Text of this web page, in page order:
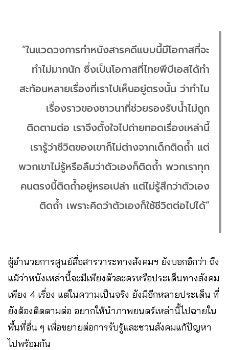
“ในแวดวงการทำหนังสารคดีแบบนี้มีโอกาสที่จะ
ทำไม่มากนัก ซึ่งเป็นโอกาสที่ไทยพีบีเอสได้ทำ
สะท้อนหลายเรื่องที่เราไปเห็นอยู่ตรงนั้น ว่าทำไม
เรื่องราวของชาวนาที่ช่วยรองรับน้ำไม่ถูก
ติดตามต่อ เราจึงตั้งใจไปถ่ายทอดเรื่องเหล่านี้
เรารู้ว่าชีวิตของเขาก็ไม่ต่างจากเด็กติดถ้ำ แต่
พวกเขาไม่รู้หรือลืมว่าตัวเองก็ติดถ้ำ พวกเราทุก
คนตรงนี้ติดถ้ำอยู่หรอเปล่า แต่ไม่รู้สึกว่าตัวเอง
ติดถ้ำ เพราะคิดว่าตัวเองก็ใช้ชีวิตต่อไปได้”
ผู้อำนวยการศูนย์สื่อสารวาระทางสังคมฯ ยังบอกอีกว่า ถึง
แม้ว่าหนังเหล่านี้จะมีเพียงตัวละครหรือประเด็นทางสังคม
เพียง 4 เรื่อง แต่ในความเป็นจริง ยังมีอีกหลายประเด็น ที่
ยังต้องติดตามต่อ อยากให้นำภาพยนตร์เหล่านี้ไปฉายใน
พื้นที่อื่น ๆ เพื่อขยายต่อการรับรู้และชวนสังคมแก้ปัญหา
ไปพร้อมกัน